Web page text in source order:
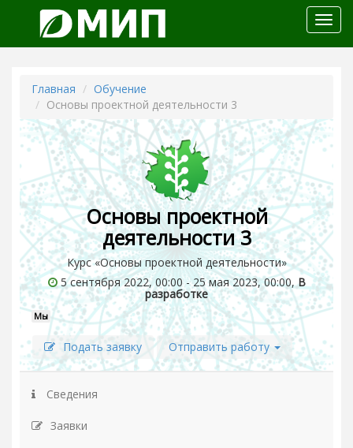
меню
Главная
Обучение
Основы проектной деятельности 3
Основы проектной
деятельности 3
Курс «Основы проектной деятельности»
5 сентября 2022, 00:00 - 25 мая 2023, 00:00,В
разработке
Мы
Подать заявку Отправить работу
Сведения
Заявки